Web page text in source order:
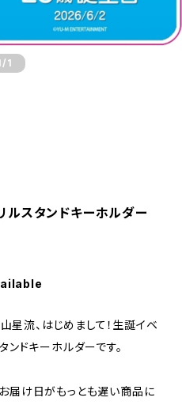
/1
ルスタンドキーホルダー
流、はじめまして！生誕イベ
ンドキーホルダーです。
届け日がもっとも遅い商品に